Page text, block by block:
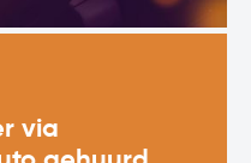
via